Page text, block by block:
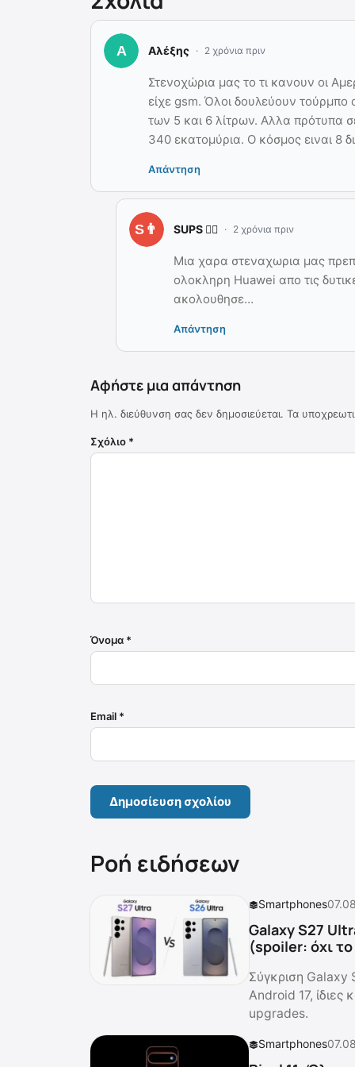
Αλέξης 2 χρόνια πριν
Στενοχώρια μας το τι κανουν οι
είχε gsm. Όλοι δουλεύουν τούρμπο
των 5 και 6 λίτρων. Αλλα πρότυπα
340 εκατομύρια. Ο κόσμος ειναι 8
Απάντηση
SUPS 👨‍⚖️ 2 χρόνια πριν
Μια χαρα στεναχωρια μας
ολοκληρη Huawei απο τις
ακολουθησε…
Απάντηση
Αφήστε μια απάντηση
Η ηλ. διεύθυνση σας δεν δημοσιεύεται. Τα
Σχόλιο *
Όνομα *
Email *
Ροή ειδήσεων
Smartphones
Galaxy S27
(spoiler: όχι
Σύγκριση Galaxy
Android 17, ίδιες
upgrades.
Smartphones